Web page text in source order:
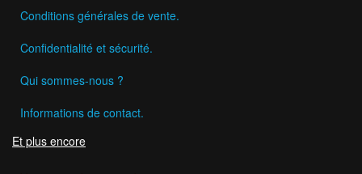
Conditions générales de vente.
Confidentialité et sécurité.
Qui sommes-nous ?
Informations de contact.
Et plus encore